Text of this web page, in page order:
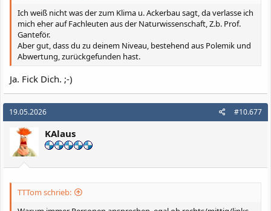
Ich weiß nicht was der zum Klima u. Ackerbau sagt, da verlasse ich
mich eher auf Fachleuten aus der Naturwissenschaft, Z.b. Prof.
Ganteför.
Aber gut, dass du zu deinem Niveau, bestehend aus Polemik und
Abwertung, zurückgefunden hast.
Ja. Fick Dich. ;-)
19.05.2026 #10.677
KAlaus
TTTom schrieb: